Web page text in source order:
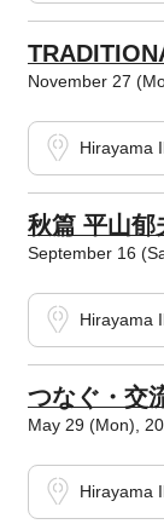
November 27
Hirayama
秋篇 平山郁
September 16
Hirayama
つなぐ・交
May 29 (Mon),
Hirayama